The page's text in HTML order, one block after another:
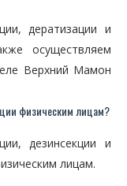
дератизации и
осуществляем
Верхний Мамон
физическим лицам?
дезинсекции и
лицам.